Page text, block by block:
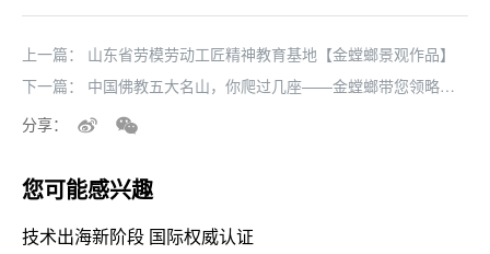
上一篇：
山东省劳模劳动工匠精神教育基地【金螳螂景观作品】
下一篇：
中国佛教五大名山，你爬过几座——金螳螂带您领略人
分享：
您可能感兴趣
技术出海新阶段 国际权威认证